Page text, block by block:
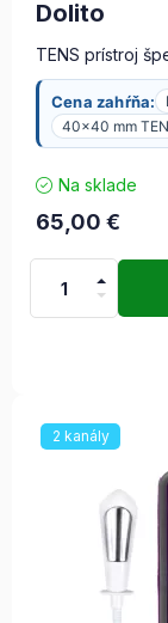
Dolito
TENS prístroj
Cena zahŕňa:
40×40 mm
Na sklade
65,00 €
2 kanály